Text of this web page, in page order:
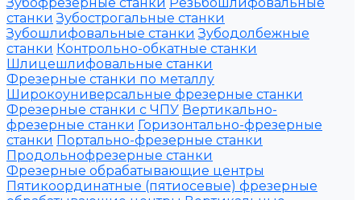
станки Зубострогальные станки
Зубошлифовальные станки Зубодолбежные
станки Контрольно-обкатные станки
Шлицешлифовальные станки
Фрезерные станки по металлу
Широкоуниверсальные фрезерные станки
Фрезерные станки с ЧПУ Вертикально-
фрезерные станки Горизонтально-фрезерные
станки Портально-фрезерные станки
Продольнофрезерные станки
Фрезерные обрабатывающие центры
Пятикоординатные (пятиосевые) фрезерные